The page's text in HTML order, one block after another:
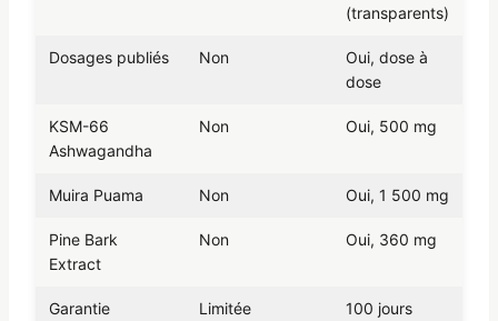
(transparents)
Dosages publiés Non
Oui, dose à
dose
KSM-66
Ashwagandha
Non Oui, 500 mg
Muira Puama Non Oui, 1 500 mg
Pine Bark
Extract
Non Oui, 360 mg
Garantie
Limitée 100 jours